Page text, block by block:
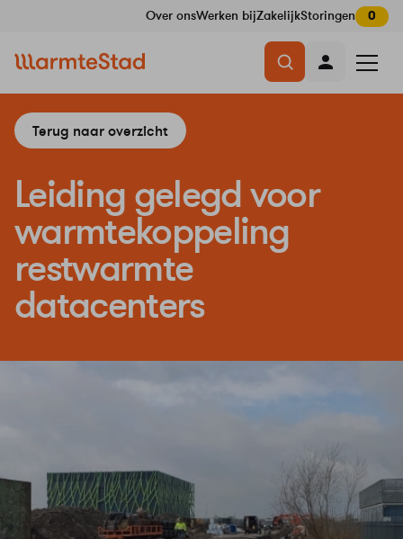
overslaan
Over onsWerken bijZakelijkStoringen 0
openen
Terug naar overzicht
Leiding gelegd voor
warmtekoppeling
restwarmte
datacenters